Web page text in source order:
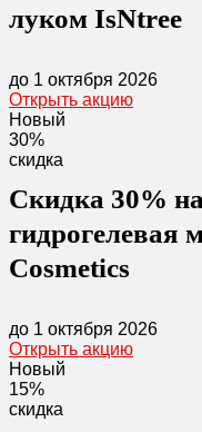
луком IsNtree
до 1 октября 2026
Открыть акцию
Новый
30%
скидка
Скидка 30%
гидрогелевая
Cosmetics
до 1 октября 2026
Открыть акцию
Новый
15%
скидка